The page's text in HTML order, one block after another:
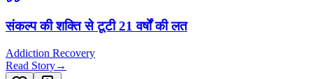
संकल्प की शक्ति से टूटी 21 वर्षों की लत
Addiction Recovery
Read Story→